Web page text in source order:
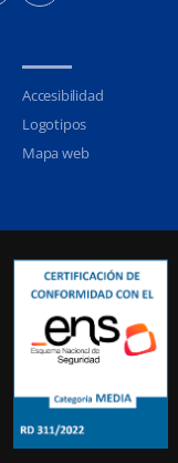
Accesibilidad
Logotipos
Mapa web